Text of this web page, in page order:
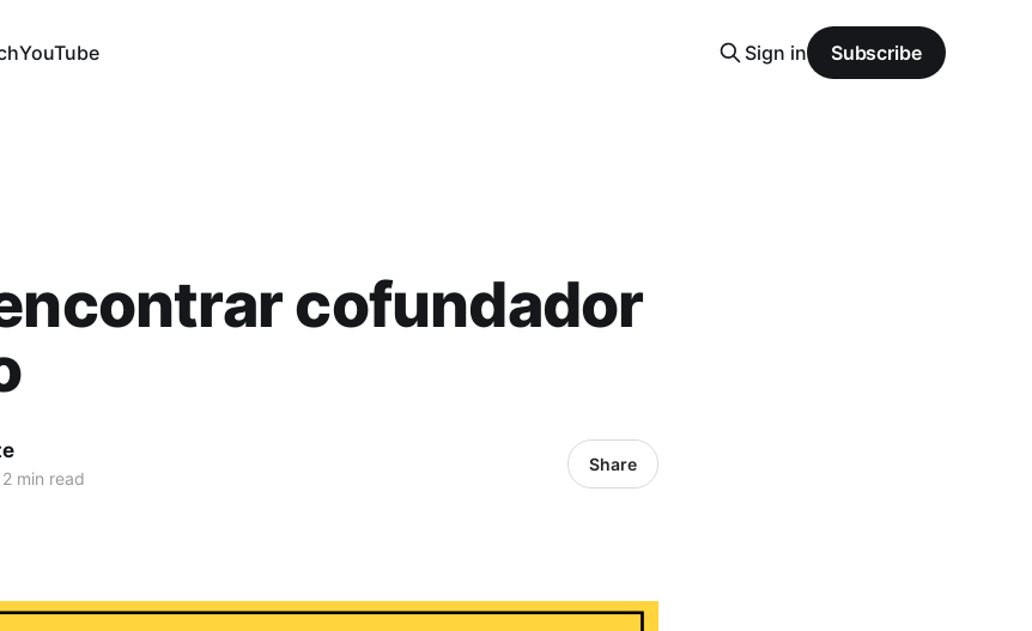
YouTube Sign in Subscribe
cofundador
2 min read
Share